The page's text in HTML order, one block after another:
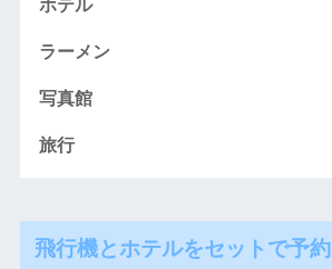
ホテル
ラーメン
写真館
旅行
飛行機とホテルをセットで予約